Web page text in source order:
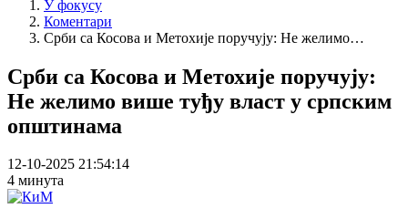
У фокусу
Коментари
Срби са Косова и Метохије поручују: Не желимо…
Срби са Косова и Метохије поручују:
Не желимо више туђу власт у српским
општинама
12-10-2025 21:54:14
4 минута